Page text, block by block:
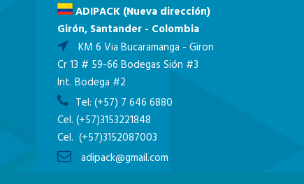
ADIPACK (Nueva dirección)
Girón, Santander - Colombia
KM 6 Via Bucaramanga - Giron
Cr 13 # 59-66 Bodegas Sión #3
Int. Bodega #2
Tel: (+57) 7 646 6880
Cel. (+57)3153221848
Cel. (+57)3152087003
adipack@gmail.com